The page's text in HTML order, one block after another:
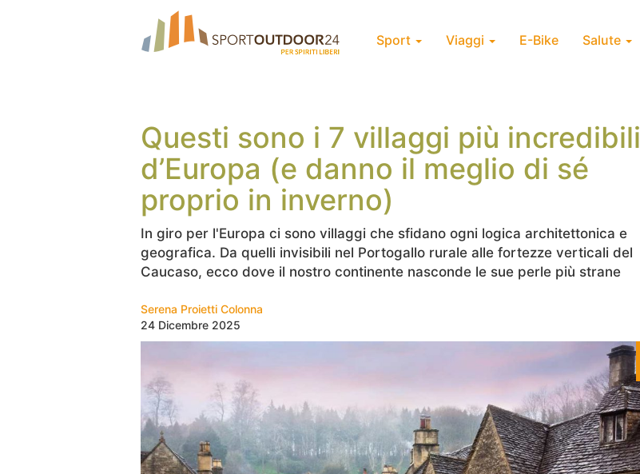
Sport Viaggi E-Bike Salute
Questi sono i 7 villaggi più incredibili
d’Europa (e danno il meglio di sé
proprio in inverno)
In giro per l'Europa ci sono villaggi che sfidano ogni logica architettonica e
geografica. Da quelli invisibili nel Portogallo rurale alle fortezze verticali del
Caucaso, ecco dove il nostro continente nasconde le sue perle più strane
Serena Proietti Colonna
24 Dicembre 2025